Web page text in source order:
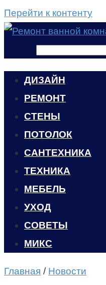
Перейти к контенту
ДИЗАЙН
РЕМОНТ
СТЕНЫ
ПОТОЛОК
САНТЕХНИКА
ТЕХНИКА
МЕБЕЛЬ
УХОД
CОВЕТЫ
МИКС
Главная / Новости